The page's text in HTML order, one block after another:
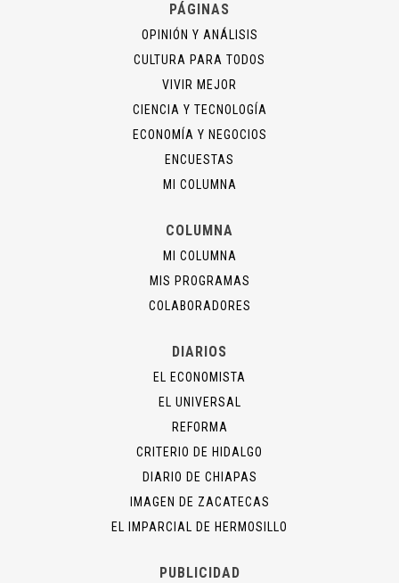
PÁGINAS
OPINIÓN Y ANÁLISIS
CULTURA PARA TODOS
VIVIR MEJOR
CIENCIA Y TECNOLOGÍA
ECONOMÍA Y NEGOCIOS
ENCUESTAS
MI COLUMNA
COLUMNA
MI COLUMNA
MIS PROGRAMAS
COLABORADORES
DIARIOS
EL ECONOMISTA
EL UNIVERSAL
REFORMA
CRITERIO DE HIDALGO
DIARIO DE CHIAPAS
IMAGEN DE ZACATECAS
EL IMPARCIAL DE HERMOSILLO
PUBLICIDAD